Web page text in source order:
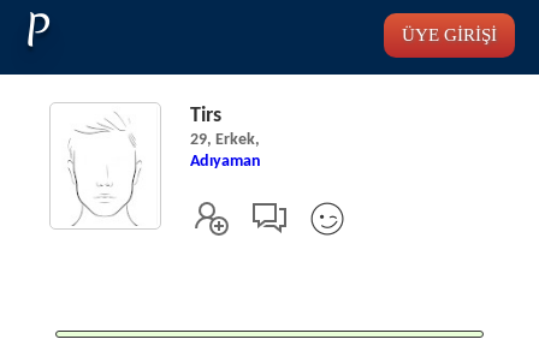
P ÜYE GİRİŞİ
Tirs
29, Erkek,
Adıyaman